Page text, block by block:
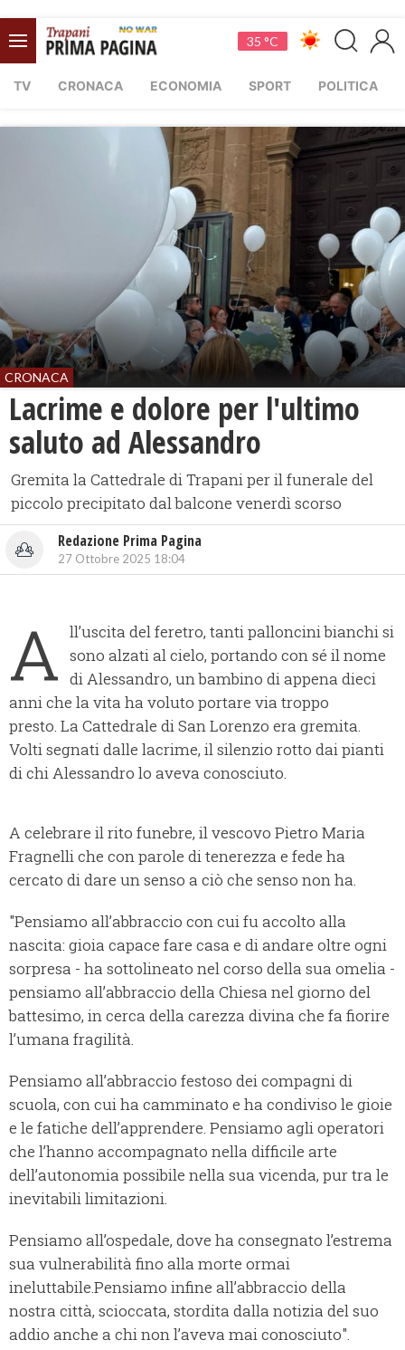
35 °C
TV CRONACA ECONOMIA SPORT POLITICA
CRONACA
Lacrime e dolore per l'ultimo
saluto ad Alessandro
Gremita la Cattedrale di Trapani per il funerale del
piccolo precipitato dal balcone venerdì scorso
Redazione Prima Pagina
27 Ottobre 2025 18:04
A ll’uscita del feretro, tanti palloncini bianchi si
sono alzati al cielo, portando con sé il nome
di Alessandro, un bambino di appena dieci
anni che la vita ha voluto portare via troppo
presto. La Cattedrale di San Lorenzo era gremita.
Volti segnati dalle lacrime, il silenzio rotto dai pianti
di chi Alessandro lo aveva conosciuto.
A celebrare il rito funebre, il vescovo Pietro Maria
Fragnelli che con parole di tenerezza e fede ha
cercato di dare un senso a ciò che senso non ha.
"Pensiamo all’abbraccio con cui fu accolto alla
nascita: gioia capace fare casa e di andare oltre ogni
sorpresa - ha sottolineato nel corso della sua omelia -
pensiamo all’abbraccio della Chiesa nel giorno del
battesimo, in cerca della carezza divina che fa fiorire
l’umana fragilità.
Pensiamo all’abbraccio festoso dei compagni di
scuola, con cui ha camminato e ha condiviso le gioie
e le fatiche dell’apprendere. Pensiamo agli operatori
che l’hanno accompagnato nella difficile arte
dell’autonomia possibile nella sua vicenda, pur tra le
inevitabili limitazioni.
Pensiamo all’ospedale, dove ha consegnato l’estrema
sua vulnerabilità fino alla morte ormai
ineluttabile.Pensiamo infine all’abbraccio della
nostra città, scioccata, stordita dalla notizia del suo
addio anche a chi non l’aveva mai conosciuto".